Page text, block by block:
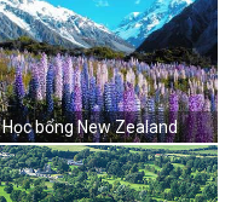
Học bổng New Zealand